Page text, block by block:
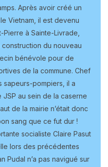
Après avoir créé un
Vietnam, il est devenu
Pierre à Sainte-Livrade,
du nouveau
bénévole pour de
de la commune. Chef
pompiers, il a
au sein de la caserne
de la mairie n’était donc
sang que ce fut dur !
socialiste Claire Pasut
lors des précédentes
Pudal n’a pas navigué sur